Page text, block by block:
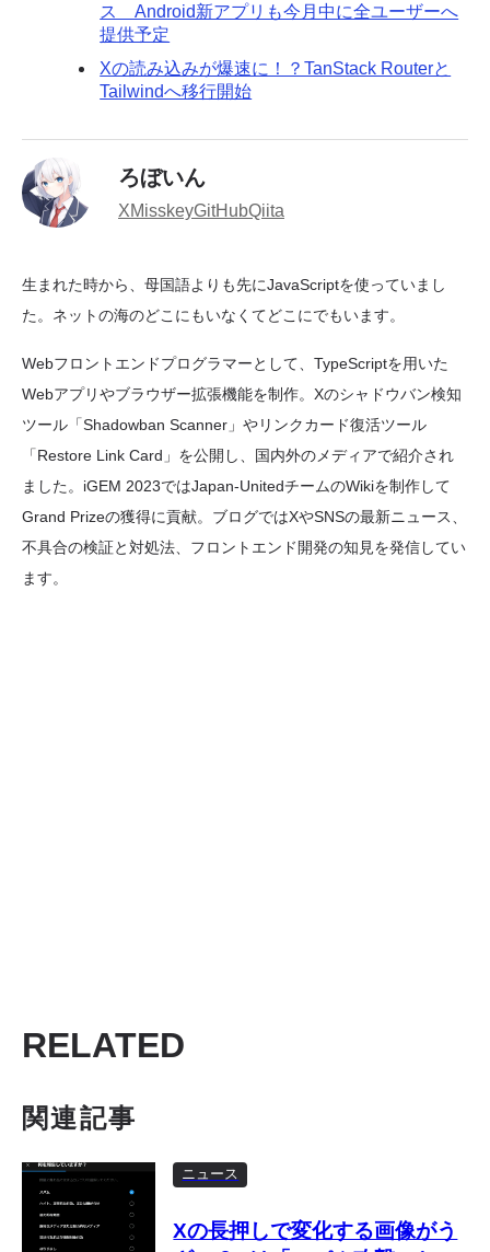
ス Android新アプリも今月中に全ユーザーへ
提供予定
Xの読み込みが爆速に！？TanStack Routerと
Tailwindへ移行開始
ろぼいん
XMisskeyGitHubQiita
生まれた時から、母国語よりも先にJavaScriptを使っていまし
た。ネットの海のどこにもいなくてどこにでもいます。
Webフロントエンドプログラマーとして、TypeScriptを用いた
Webアプリやブラウザー拡張機能を制作。Xのシャドウバン検知
ツール「Shadowban Scanner」やリンクカード復活ツール
「Restore Link Card」を公開し、国内外のメディアで紹介され
ました。iGEM 2023ではJapan-UnitedチームのWikiを制作して
Grand Prizeの獲得に貢献。ブログではXやSNSの最新ニュース、
不具合の検証と対処法、フロントエンド開発の知見を発信してい
ます。
RELATED
関連記事
ニュース
Xの長押しで変化する画像がう